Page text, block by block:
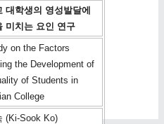
대학생의 영성발달에
미치는 요인 연구
on the Factors
the Development of
of Students in
College
(Ki-Sook Ko)